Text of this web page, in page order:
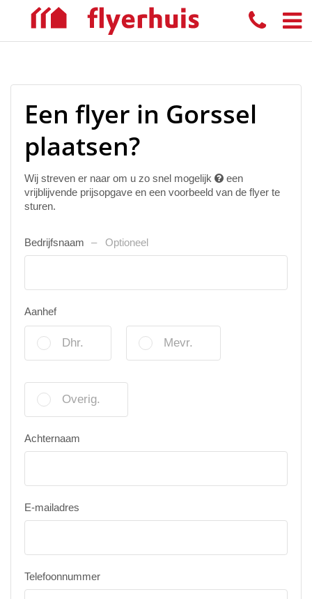
Een flyer in Gorssel
plaatsen?
Wij streven er naar om u zo snel mogelijk
een
vrijblijvende prijsopgave en een voorbeeld van de flyer te
sturen.
Bedrijfsnaam Optioneel
Aanhef
Dhr. Mevr.
Overig.
Achternaam
E-mailadres
Telefoonnummer